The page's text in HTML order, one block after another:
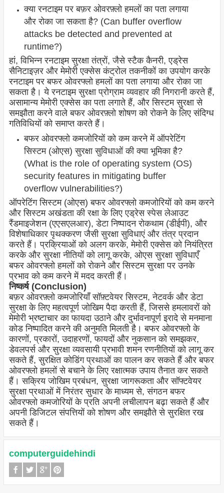
क्या रनटाइम पर बफ़र ओवरफ़्लो हमलों का पता लगाया
और रोका जा सकता है? (Can buffer overflow
attacks be detected and prevented at
runtime?)
हां, विभिन्न रनटाइम सुरक्षा तंत्रों, जैसे स्टैक कैनरी, एड्रेस
सैनिटाइज़र और मेमोरी एक्सेस कंट्रोल तकनीकों का उपयोग करके
रनटाइम पर बफर ओवरफ्लो हमलों का पता लगाया और रोका जा
सकता है। ये रनटाइम सुरक्षा प्रोग्राम व्यवहार की निगरानी करते हैं,
असामान्य मेमोरी एक्सेस का पता लगाते हैं, और सिस्टम सुरक्षा से
समझौता करने वाले बफर ओवरफ़्लो शोषण को रोकने के लिए संदिग्ध
गतिविधियों को समाप्त करते हैं।
बफर ओवरफ्लो कमजोरियों को कम करने में ऑपरेटिंग
सिस्टम (ओएस) सुरक्षा सुविधाओं की क्या भूमिका है?
(What is the role of operating system (OS)
security features in mitigating buffer
overflow vulnerabilities?)
ऑपरेटिंग सिस्टम (ओएस) बफर ओवरफ्लो कमजोरियों को कम करने
और सिस्टम अखंडता की रक्षा के लिए एड्रेस स्पेस लेआउट
रैंडमाइजेशन (एएसएलआर), डेटा निष्पादन रोकथाम (डीईपी), और
विशेषाधिकार पृथक्करण जैसी सुरक्षा सुविधाएं और तंत्र प्रदान
करते हैं। प्रक्रियाओं को अलग करके, मेमोरी एक्सेस को नियंत्रित
करके और सुरक्षा नीतियों को लागू करके, ओएस सुरक्षा सुविधाएँ
बफर ओवरफ्लो हमलों को रोकने और सिस्टम सुरक्षा पर उनके
प्रभाव को कम करने में मदद करती हैं।
निष्कर्ष (Conclusion)
बफ़र ओवरफ़्लो कमजोरियाँ सॉफ़्टवेयर सिस्टम, नेटवर्क और डेटा
सुरक्षा के लिए महत्वपूर्ण जोखिम पैदा करती हैं, जिससे हमलावरों को
मेमोरी भ्रष्टाचार का फायदा उठाने और दुर्भावनापूर्ण इरादे से मनमाना
कोड निष्पादित करने की अनुमति मिलती है। बफर ओवरफ्लो के
कारणों, प्रकारों, उदाहरणों, फायदों और नुकसान को समझकर,
डेवलपर्स और सुरक्षा व्यवसायी प्रभावी शमन रणनीतियों को लागू कर
सकते हैं, सुरक्षित कोडिंग प्रथाओं का पालन कर सकते हैं और बफर
ओवरफ्लो हमलों से बचाने के लिए रक्षात्मक उपाय तैनात कर सकते
हैं। सक्रिय जोखिम प्रबंधन, सुरक्षा जागरूकता और सॉफ्टवेयर
सुरक्षा प्रथाओं में निरंतर सुधार के माध्यम से, संगठन बफर
ओवरफ्लो कमजोरियों के प्रति अपनी लचीलापन बढ़ा सकते हैं और
अपनी डिजिटल संपत्तियों को शोषण और समझौते से सुरक्षित रख
सकते हैं।
computerguidehindi